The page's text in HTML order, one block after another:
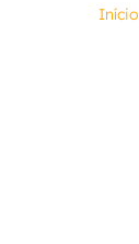
Início